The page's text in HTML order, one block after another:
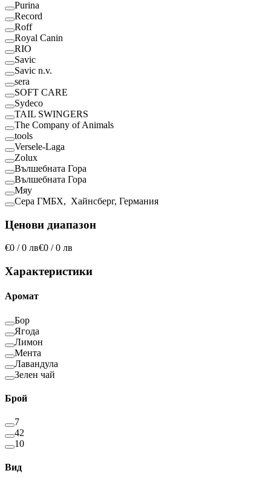
Purina
Record
Roff
Royal Canin
RІО
Savic
Savic n.v.
sera
SOFT CARE
Sydeco
TAIL SWINGERS
The Company of Animals
tools
Versele-Laga
Zolux
Вълшебната Гора
Вълшебната Гора
Мяу
Сера ГМБХ, Хайнсберг, Германия
Ценови диапазон
€0 / 0 лв€0 / 0 лв
Характеристики
Аромат
Бор
Ягода
Лимон
Мента
Лавандула
Зелен чай
Брой
7
42
10
Вид